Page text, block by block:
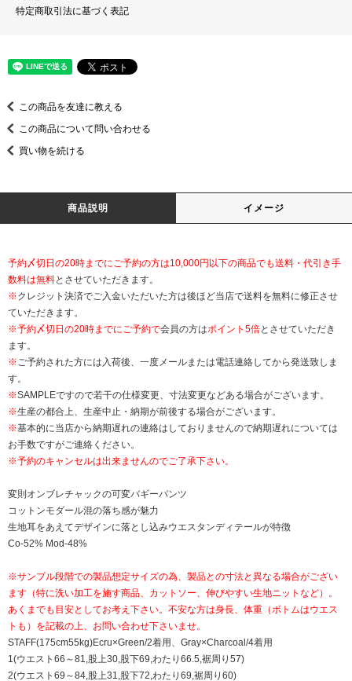
特定商取引法に基づく表記
この商品を友達に教える
この商品について問い合わせる
買い物を続ける
商品説明 イメージ
予約〆切日の20時までにご予約の方は10,000円以下の商品でも送料・代引き手
数料は無料とさせていただきます。
※クレジット決済でご入金いただいた方は後ほど当店で送料を無料に修正させ
ていただきます。
※予約〆切日の20時までにご予約で会員の方はポイント5倍とさせていただき
ます。
※ご予約された方には入荷後、一度メールまたは電話連絡してから発送致しま
す。
※SAMPLEですので若干の仕様変更、寸法変更などある場合がございます。
※生産の都合上、生産中止・納期が前後する場合がございます。
※基本的に当店から納期遅れの連絡はしておりませんので納期遅れについては
お手数ですがご連絡ください。
※予約のキャンセルは出来ませんのでご了承下さい。
変則オンブレチャックの可変バギーパンツ
コットンモダール混の落ち感が魅力
生地耳をあえてデザインに落とし込みウエスタンディテールが特徴
Co-52% Mod-48%
※サンプル段階での製品想定サイズの為、製品との寸法と異なる場合がござい
ます（特に洗い加工を施す商品、カットソー、伸びやすい生地ニットなど）。
あくまでも目安としてお考え下さい。不安な方は身長、体重（ボトムはウエス
トも）を記載の上、お問い合わせ下さいませ。
STAFF(175cm55kg)Ecru×Green/2着用、Gray×Charcoal/4着用
1(ウエスト66～81,股上30,股下69,わたり66.5,裾周り57)
2(ウエスト69～84,股上31,股下72,わたり69,裾周り60)